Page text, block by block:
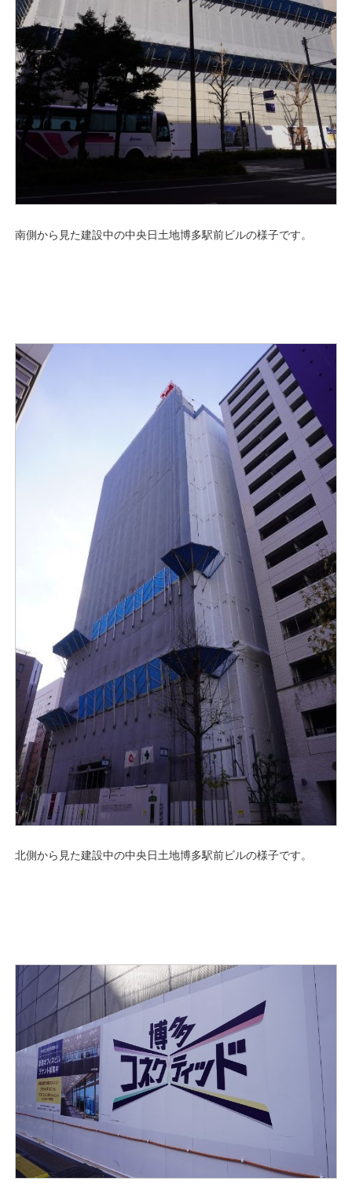
南側から見た建設中の中央日土地博多駅前ビルの様子です。
北側から見た建設中の中央日土地博多駅前ビルの様子です。